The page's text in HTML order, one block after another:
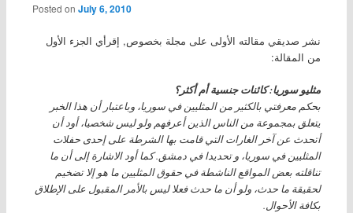
Posted on July 6, 2010
نشر صديقي مقالته الأولى على مجلة بخصوص, إقرأي الجزء الأول
من المقالة:
مثليو سوريا: كائنات جنسية أم أكثر؟
بحكم معرفتي بالكثير من المثليين في سوريا، وباعتبار أن هذا الخبر
يتعلق بمجموعة من الناس الذين أعرفهم ولو ليس شخصيا، أود أن
أتحدث عن آخر الغارات التي قامت بها الشرطة على إحدى حفلات
المثليين في سوريا، و تحديدا في دمشق. كما أود الاشارة إلى أن ما
تناقلته بعض المواقع الناشطة في حقوق المثليين ما هو إلا تضخيم
لحقيقة ما حدث، ولو أن ما حدث فعلا ليس بالأمر المقبول على الإطلاق
بكافة الأحوال.